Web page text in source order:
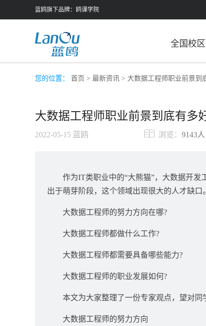
蓝鸥旗下品牌： 鸥课学院
全国校区
您的位置： 首页 > 最新资讯 > 大数据工程师职业前景到
大数据工程师职业前景到底有多
2022-05-15 蓝鸥 9143人
浏览：
作为IT类职业中的“大熊猫”， 大数据开发
出于萌芽阶段，这个领域出现很大的人才缺口。
大数据工程师的努力方向在哪?
大数据工程师都做什么工作?
大数据工程师都需要具备哪些能力?
大数据工程师的职业发展如何?
本文为大家整理了一份专家观点，望对同
大数据工程师的努力方向